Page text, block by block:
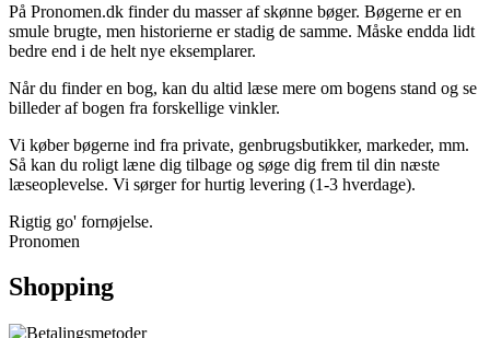
På Pronomen.dk finder du masser af skønne bøger. Bøgerne er en
smule brugte, men historierne er stadig de samme. Måske endda lidt
bedre end i de helt nye eksemplarer.
Når du finder en bog, kan du altid læse mere om bogens stand og se
billeder af bogen fra forskellige vinkler.
Vi køber bøgerne ind fra private, genbrugsbutikker, markeder, mm.
Så kan du roligt læne dig tilbage og søge dig frem til din næste
læseoplevelse. Vi sørger for hurtig levering (1-3 hverdage).
Rigtig go' fornøjelse.
Pronomen
Shopping